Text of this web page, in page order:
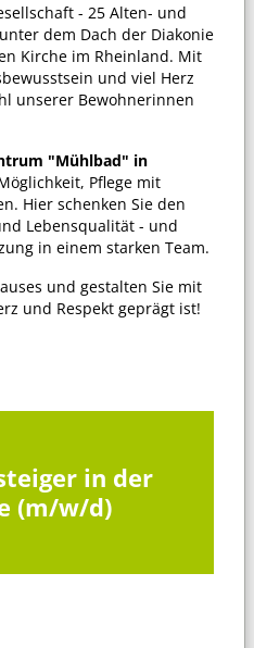
- 25 Alten- und
dem Dach der Diakonie
Kirche im Rheinland. Mit
und viel Herz
unserer Bewohnerinnen
"Mühlbad" in
Pflege mit
Hier schenken Sie den
Lebensqualität - und
in einem starken Team.
und gestalten Sie mit
und Respekt geprägt ist!
in der
(m/w/d)